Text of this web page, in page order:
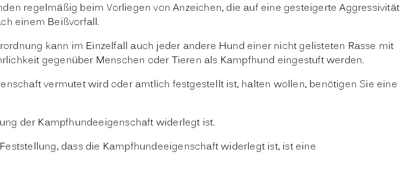
regelmäßig beim Vorliegen von Anzeichen, die auf eine gesteigerte Aggressivität
einem Beißvorfall.
kann im Einzelfall auch jeder andere Hund einer nicht gelisteten Rasse mit
gegenüber Menschen oder Tieren als Kampfhund eingestuft werden.
vermutet wird oder amtlich festgestellt ist, halten wollen, benötigen Sie eine
der Kampfhundeeigenschaft widerlegt ist.
dass die Kampfhundeeigenschaft widerlegt ist, ist eine